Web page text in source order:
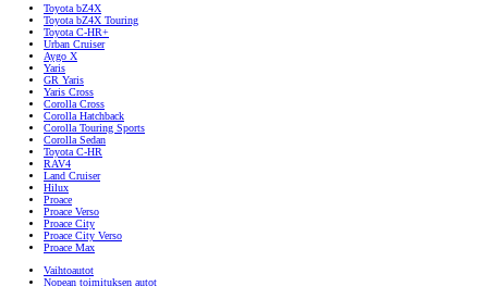
Toyota bZ4X
Toyota bZ4X Touring
Toyota C-HR+
Urban Cruiser
Aygo X
Yaris
GR Yaris
Yaris Cross
Corolla Cross
Corolla Hatchback
Corolla Touring Sports
Corolla Sedan
Toyota C-HR
RAV4
Land Cruiser
Hilux
Proace
Proace Verso
Proace City
Proace City Verso
Proace Max
Vaihtoautot
Nopean toimituksen autot